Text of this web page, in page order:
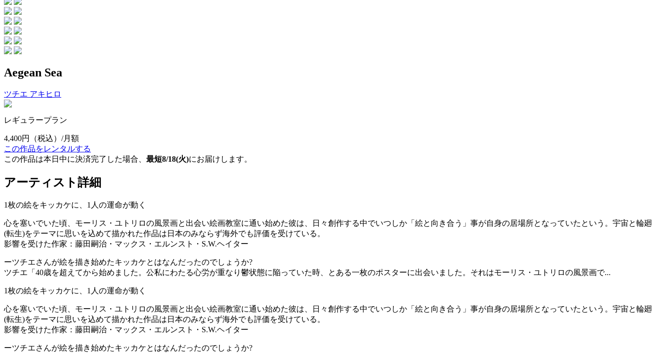
Aegean Sea
ツチエ アキヒロ
レギュラープラン
4,400円
（税込）/月額
この作品をレンタルする
この作品は本日中に決済完了した場合、 最短8/18(火)にお届けします。
アーティスト詳細
1枚の絵をキッカケに、1人の運命が動く
心を塞いでいた頃、モーリス・ユトリロの風景画と出会い絵画教室に通い始めた彼は、日々創作する中でいつしか「絵と向き合う」事が自身の居場所となっていたという。宇宙と輪廻
(転生)をテーマに思いを込めて描かれた作品は日本のみならず海外でも評価を受けている。
影響を受けた作家：藤田嗣治・マックス・エルンスト・S.W.ヘイター
ーツチエさんが絵を描き始めたキッカケとはなんだったのでしょうか?
ツチエ「40歳を超えてから始めました。公私にわたる心労が重なり鬱状態に陥っていた時、とある一枚のポスターに出会いました。それはモーリス・ユトリロの風景画で...
1枚の絵をキッカケに、1人の運命が動く
心を塞いでいた頃、モーリス・ユトリロの風景画と出会い絵画教室に通い始めた彼は、日々創作する中でいつしか「絵と向き合う」事が自身の居場所となっていたという。宇宙と輪廻
(転生)をテーマに思いを込めて描かれた作品は日本のみならず海外でも評価を受けている。
影響を受けた作家：藤田嗣治・マックス・エルンスト・S.W.ヘイター
ーツチエさんが絵を描き始めたキッカケとはなんだったのでしょうか?